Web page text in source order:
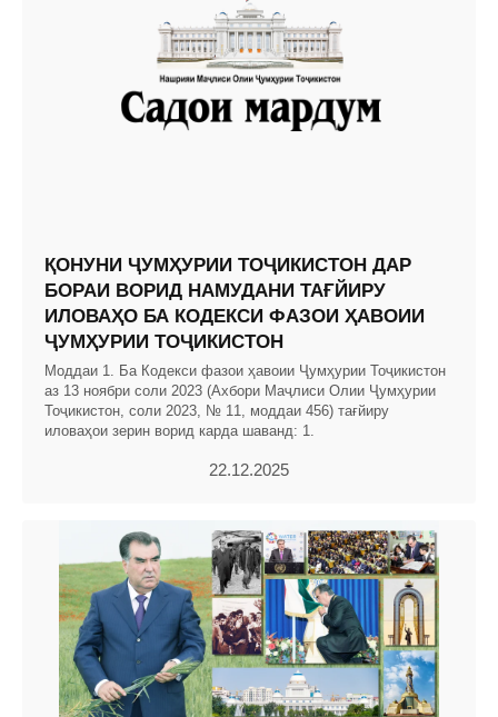
ҚОНУНИ ҶУМҲУРИИ ТОҶИКИСТОН ДАР
БОРАИ ВОРИД НАМУДАНИ ТАҒЙИРУ
ИЛОВАҲО БА КОДЕКСИ ФАЗОИ ҲАВОИИ
ҶУМҲУРИИ ТОҶИКИСТОН
Моддаи 1. Ба Кодекси фазои ҳавоии Ҷумҳурии Тоҷикистон
аз 13 ноябри соли 2023 (Ахбори Маҷлиси Олии Ҷумҳурии
Тоҷикистон, соли 2023, № 11, моддаи 456) тағйиру
иловаҳои зерин ворид карда шаванд: 1.
22.12.2025